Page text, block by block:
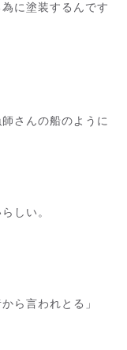
に塗装するんです
さんの船のように
しい。
ら言われとる」